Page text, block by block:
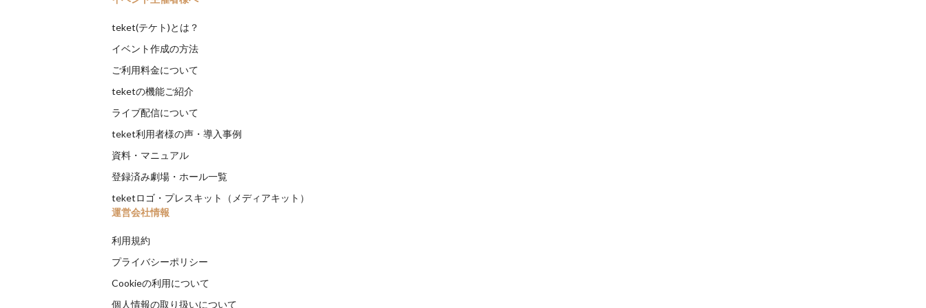
teket(テケト)とは？
イベント作成の方法
ご利用料金について
teketの機能ご紹介
ライブ配信について
teket利用者様の声・導入事例
資料・マニュアル
登録済み劇場・ホール一覧
teketロゴ・プレスキット（メディアキット）
運営会社情報
利用規約
プライバシーポリシー
Cookieの利用について
個人情報の取り扱いについて